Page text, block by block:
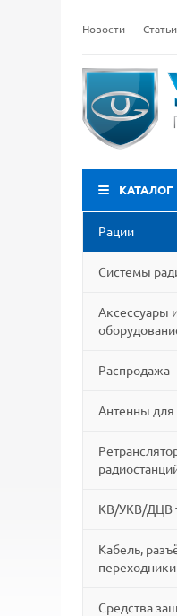
Новости Статьи
КАТАЛОГ
Рации
Системы
Аксессуары
Распродажа
Антенны для
КВ/УКВ/ДЦВ
Кабель,
переходники
Средства